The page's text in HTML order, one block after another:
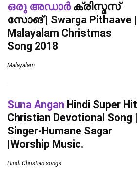
ഒരു അഡാർക്രിസ്മസ്
സോങ് | Swarga Pithaave |
Malayalam Christmas
Song 2018
Malayalam
Suna Angan Hindi Super Hit
Christian Devotional Song |
Singer-Humane Sagar
|Worship Music.
Hindi Christian songs